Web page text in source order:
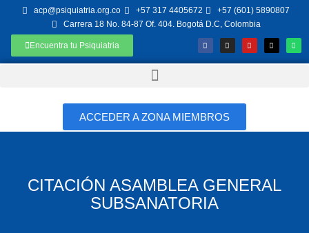
acp@psiquiatria.org.co +57 317 4405672
+57 (601) 5890807
Carrera 18 No. 84-87 Of. 404. Bogotá D.C, Colombia
Encuentra tu Psiquiatria
ACCEDER A ZONA MIEMBROS
CITACIÓN ASAMBLEA GENERAL
SUBSANATORIA